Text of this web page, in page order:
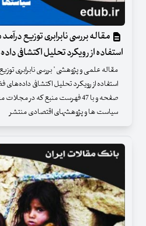
مقاله بررسی نابرابری توزیع
استفاده از رویکرد تحلیل اکتشافی
مقاله علمی و پژوهشی " بررسی نابرابری
صفحه و با 47 فهرست منبع که در
سیاست ها و پژوهشهای اقتصادی منتشر